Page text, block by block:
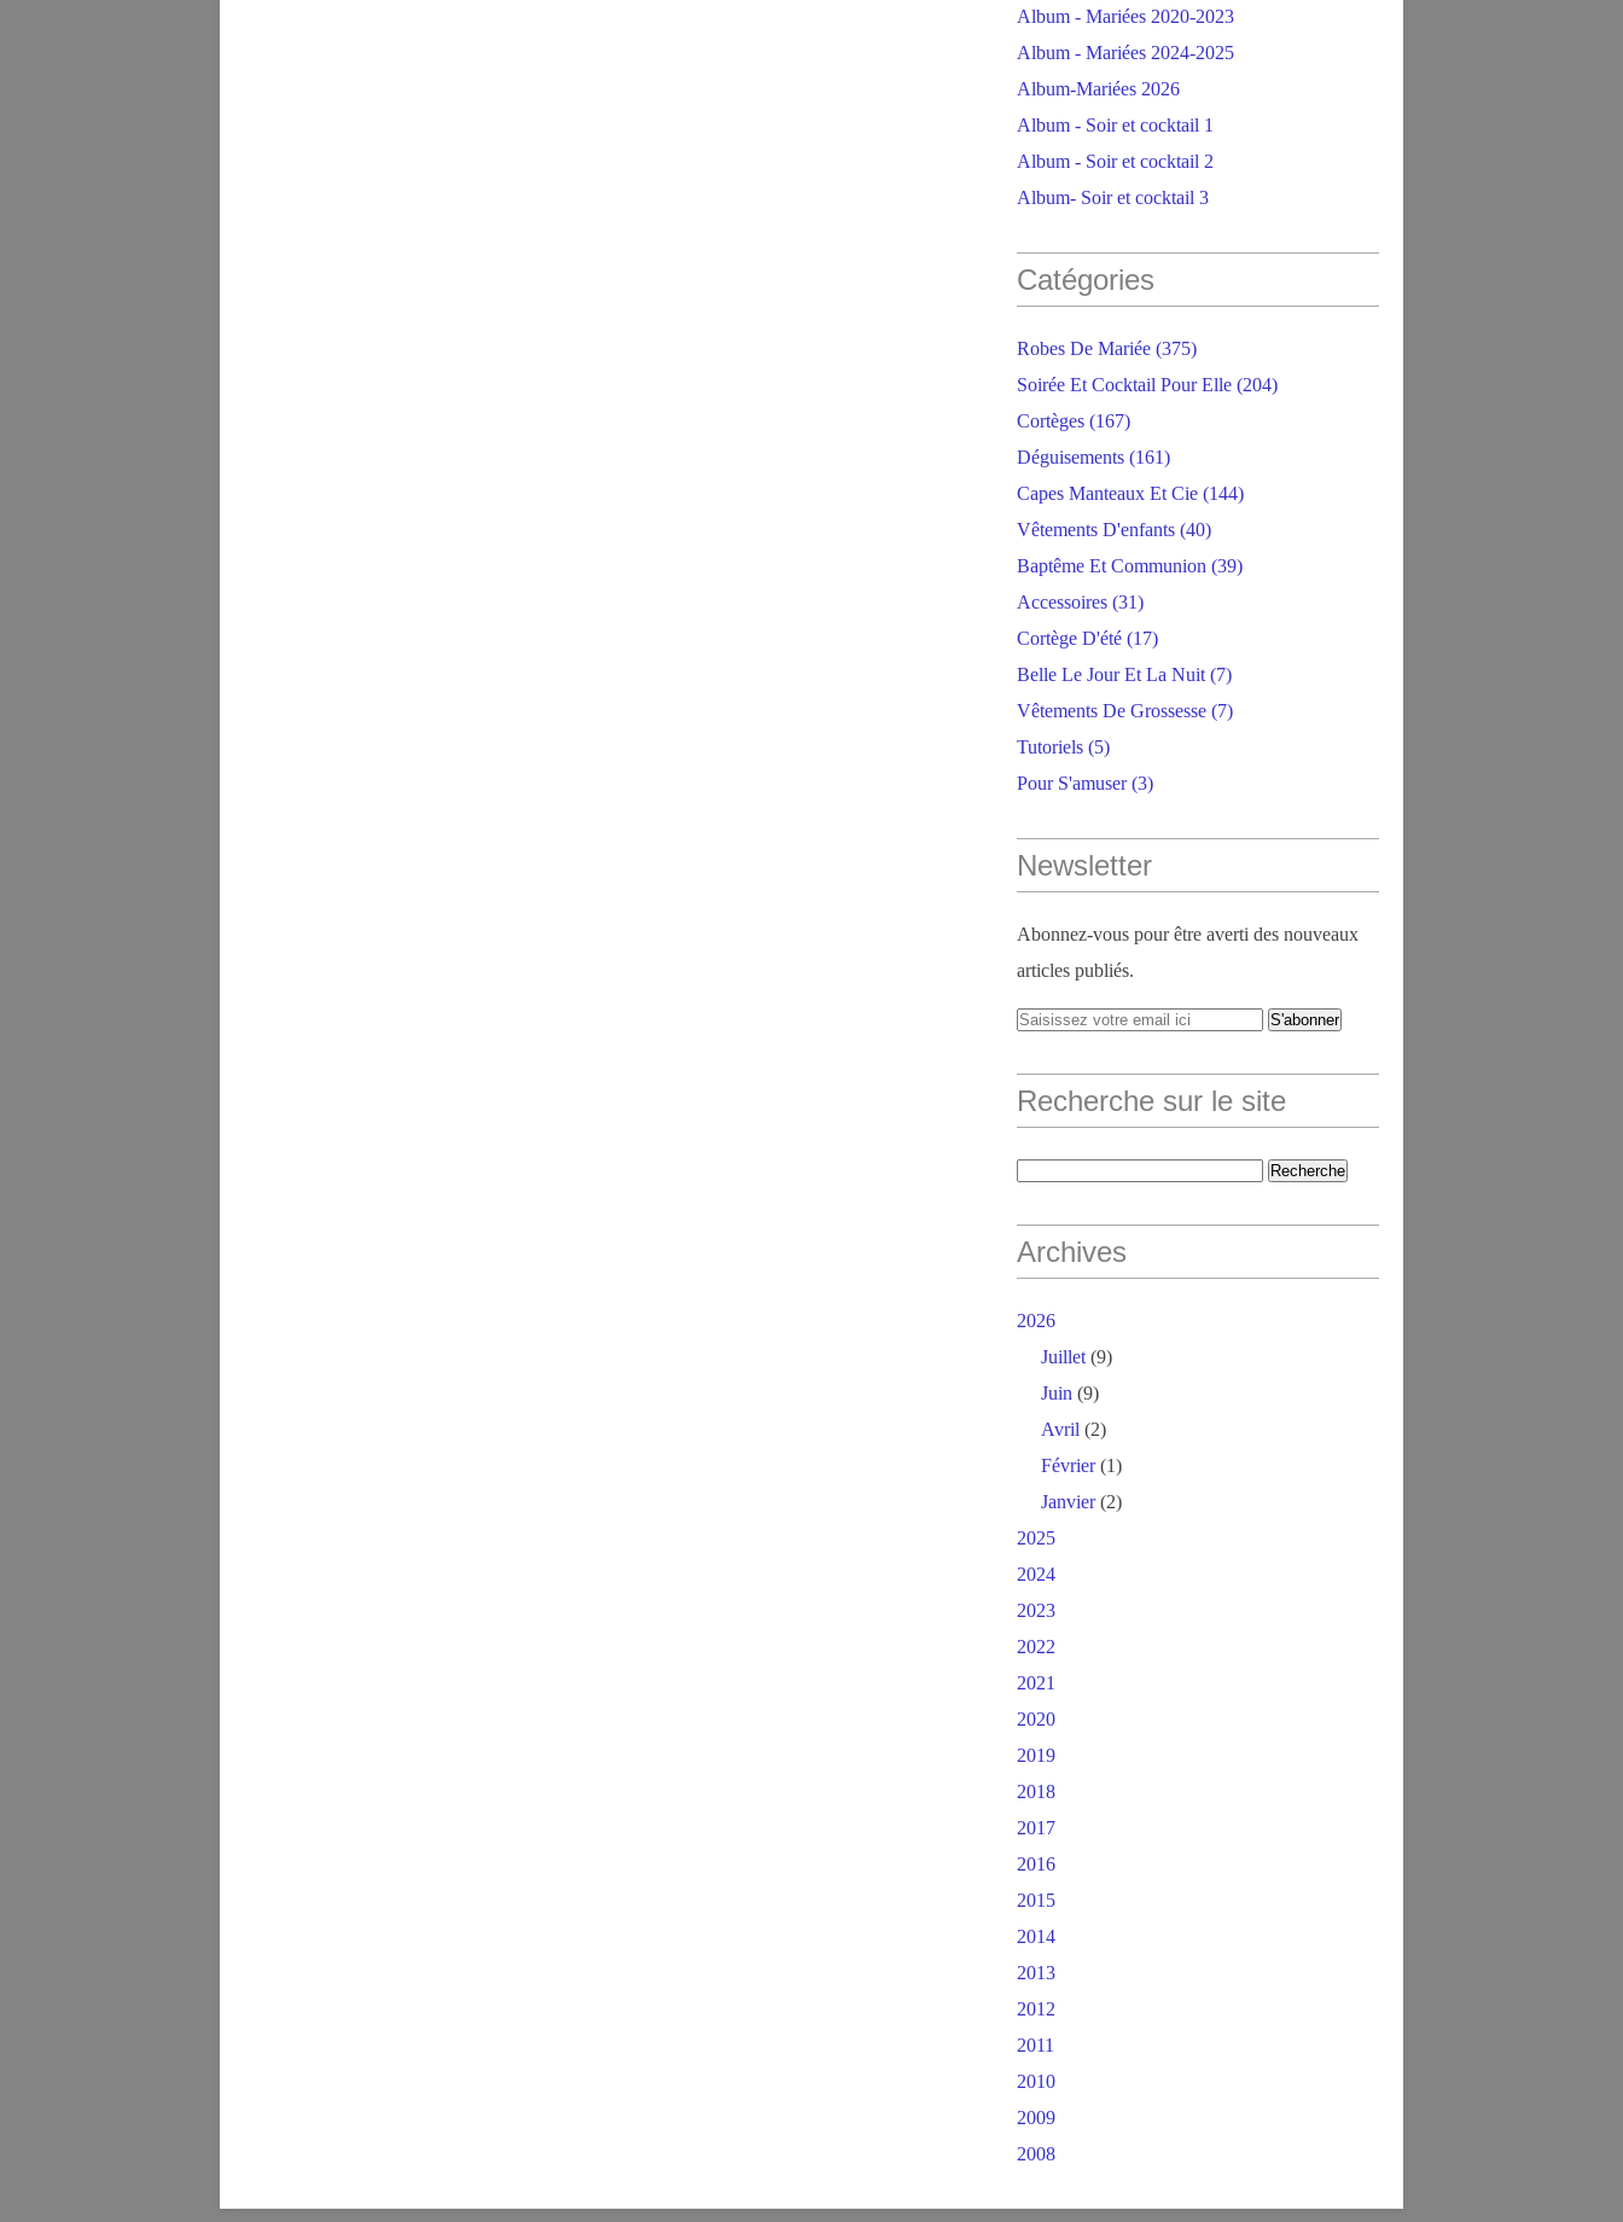
Album - Mariées 2020-2023
Album - Mariées 2024-2025
Album-Mariées 2026
Album - Soir et cocktail 1
Album - Soir et cocktail 2
Album- Soir et cocktail 3
Catégories
Robes De Mariée (375)
Soirée Et Cocktail Pour Elle (204)
Cortèges (167)
Déguisements (161)
Capes Manteaux Et Cie (144)
Vêtements D'enfants (40)
Baptême Et Communion (39)
Accessoires (31)
Cortège D'été (17)
Belle Le Jour Et La Nuit (7)
Vêtements De Grossesse (7)
Tutoriels (5)
Pour S'amuser(3)
Newsletter
Abonnez-vous pour être averti des nouveaux
articles publiés.
Recherche sur le site
Archives
2026
Juillet (9)
Juin (9)
Avril (2)
Février(1)
Janvier(2)
2025
2024
2023
2022
2021
2020
2019
2018
2017
2016
2015
2014
2013
2012
2011
2010
2009
2008